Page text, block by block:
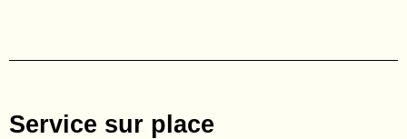
Service sur place